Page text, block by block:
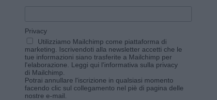
Privacy
Utilizziamo Mailchimp come piattaforma di
marketing. Iscrivendoti alla newsletter accetti che le
tue informazioni siano trasferite a Mailchimp per
l'elaborazione. Leggi qui l'informativa sulla privacy
di Mailchimp
Potrai annullare l'iscrizione in qualsiasi momento
facendo clic sul collegamento nel piè di pagina delle
nostre e-mail.